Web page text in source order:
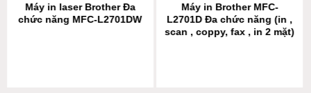
Máy in laser Brother Đa
chức năng MFC-L2701DW
Máy in Brother MFC-
L2701D Đa chức năng (in ,
scan , coppy, fax , in 2 mặt)